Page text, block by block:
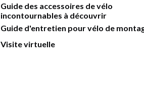
Guide des accessoires de vélo
incontournables à découvrir
Guide d'entretien pour vélo de
Visite virtuelle